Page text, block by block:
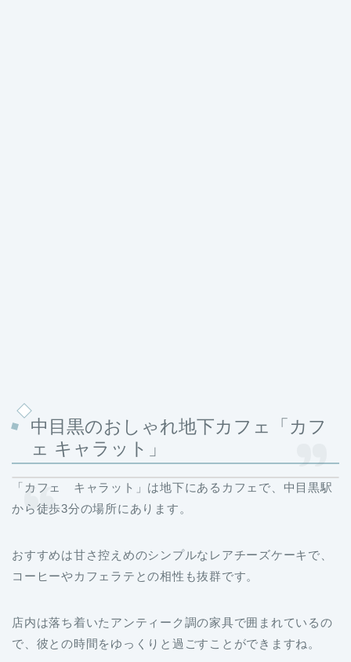
中目黒のおしゃれ地下カフェ「カフ
ェ キャラット」
「カフェ キャラット」は地下にあるカフェで、中目黒駅
から徒歩3分の場所にあります。
おすすめは甘さ控えめのシンプルなレアチーズケーキで、
コーヒーやカフェラテとの相性も抜群です。
店内は落ち着いたアンティーク調の家具で囲まれているの
で、彼との時間をゆっくりと過ごすことができますね。